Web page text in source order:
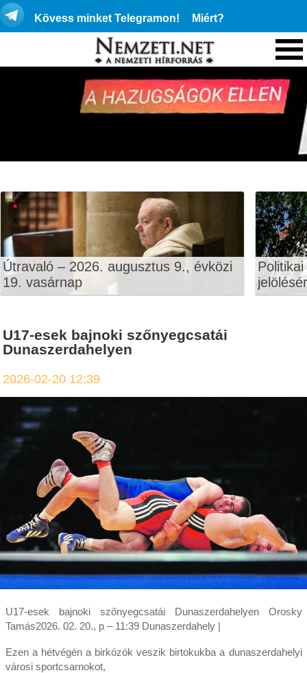
Kövess minket Telegramon! Miért?
Útravaló – 2026. augusztus 9., évközi
19. vasárnap
U17-esek bajnoki szőnyegcsatái
Dunaszerdahelyen
2026-02-20 12:39
U17-esek bajnoki szőnyegcsatái Dunaszerdahelyen Orosky
Tamás2026. 02. 20., p – 11:39 Dunaszerdahely |
Ezen a hétvégén a birkózók veszik birtokukba a dunaszerdahelyi
városi sportcsarnokot,